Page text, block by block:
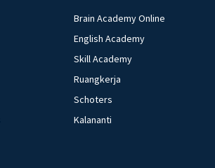
Brain Academy Online
English Academy
Skill Academy
Ruangkerja
Schoters
Kalananti